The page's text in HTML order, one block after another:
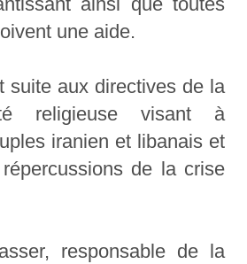
une aide.
suite aux directives de la
religieuse visant à
iranien et libanais et
de la crise
responsable de la